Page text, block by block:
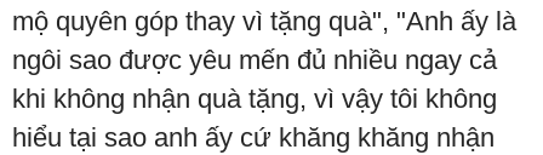
mộ quyên góp thay vì tặng quà", "Anh ấy là
ngôi sao được yêu mến đủ nhiều ngay cả
khi không nhận quà tặng, vì vậy tôi không
hiểu tại sao anh ấy cứ khăng khăng nhận